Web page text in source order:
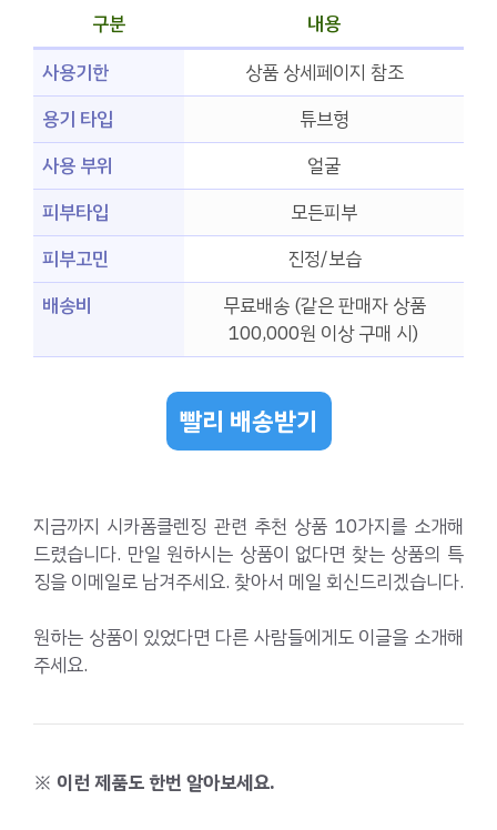
구분
내용
사용기한
상품 상세페이지 참조
용기 타입
튜브형
사용 부위
얼굴
피부타입
모든피부
피부고민
진정/보습
배송비
무료배송 (같은 판매자 상품
100,000원 이상 구매 시)
빨리 배송받기
지금까지 시카폼클렌징 관련 추천 상품 10가지를 소개해
드렸습니다. 만일 원하시는 상품이 없다면 찾는 상품의 특
징을 이메일로 남겨주세요. 찾아서 메일 회신드리겠습니다.
원하는 상품이 있었다면 다른 사람들에게도 이글을 소개해
주세요.
※ 이런 제품도 한번 알아보세요.